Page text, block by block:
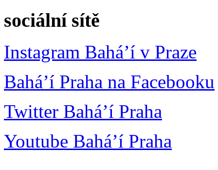
sociální sítě
Instagram Bahá’í v Praze
Bahá’í Praha na Facebooku
Twitter Bahá’í Praha
Youtube Bahá’í Praha